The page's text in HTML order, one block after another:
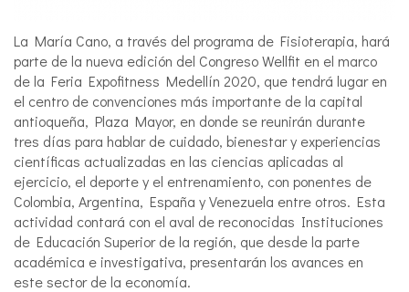
La María Cano, a través del programa de Fisioterapia, hará
parte de la nueva edición del Congreso Wellfit en el marco
de la Feria Expofitness Medellín 2020, que tendrá lugar en
el centro de convenciones más importante de la capital
antioqueña, Plaza Mayor, en donde se reunirán durante
tres días para hablar de cuidado, bienestar y experiencias
científicas actualizadas en las ciencias aplicadas al
ejercicio, el deporte y el entrenamiento, con ponentes de
Colombia, Argentina, España y Venezuela entre otros. Esta
actividad contará con el aval de reconocidas Instituciones
de Educación Superior de la región, que desde la parte
académica e investigativa, presentarán los avances en
este sector de la economía.